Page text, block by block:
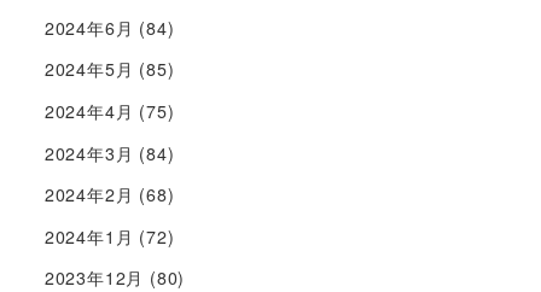
2024年6月 (84)
2024年5月 (85)
2024年4月 (75)
2024年3月 (84)
2024年2月 (68)
2024年1月 (72)
2023年12月 (80)